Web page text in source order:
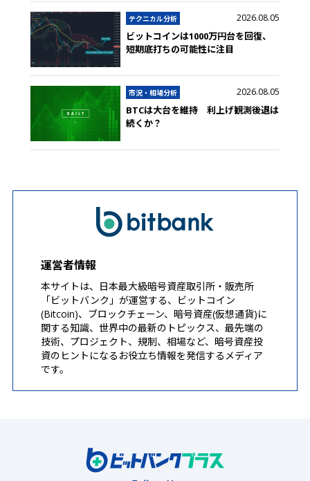
テクニカル分析 2026.08.05
ビットコインは1000万円台を回復、
短期底打ちの可能性に注目
市況・相場分析 2026.08.05
BTCは大台を維持 利上げ観測後退は
続くか？
運営者情報
本サイトは、日本最大級暗号資産取引所・販売所
「ビットバンク」が運営する、ビットコイン
(Bitcoin)、ブロックチェーン、暗号資産(仮想通貨)に
関する知識、世界中の最新のトピックス、最先端の
技術、プロジェクト、規制、相場など、暗号資産投
資のヒントになるお役立ち情報を発信するメディア
です。